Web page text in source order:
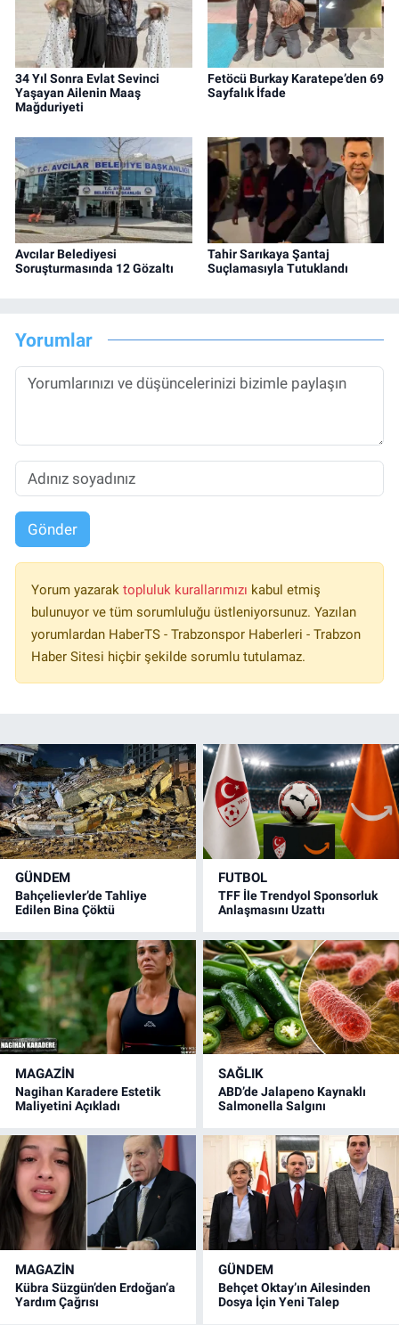
34 Yıl Sonra Evlat Sevinci
Yaşayan Ailenin Maaş
Mağduriyeti
Fetöcü Burkay Karatepe’den 69
Sayfalık İfade
Avcılar Belediyesi
Soruşturmasında 12 Gözaltı
Tahir Sarıkaya Şantaj
Suçlamasıyla Tutuklandı
Yorumlar
Gönder
Yorum yazarak topluluk kurallarımızı kabul etmiş
bulunuyor ve tüm sorumluluğu üstleniyorsunuz. Yazılan
yorumlardan HaberTS - Trabzonspor Haberleri - Trabzon
Haber Sitesi hiçbir şekilde sorumlu tutulamaz.
GÜNDEM
Bahçelievler’de Tahliye
Edilen Bina Çöktü
FUTBOL
TFF İle Trendyol Sponsorluk
Anlaşmasını Uzattı
MAGAZİN
Nagihan Karadere Estetik
Maliyetini Açıkladı
SAĞLIK
ABD’de Jalapeno Kaynaklı
Salmonella Salgını
MAGAZİN
Kübra Süzgün’den Erdoğan’a
Yardım Çağrısı
GÜNDEM
Behçet Oktay’ın Ailesinden
Dosya İçin Yeni Talep